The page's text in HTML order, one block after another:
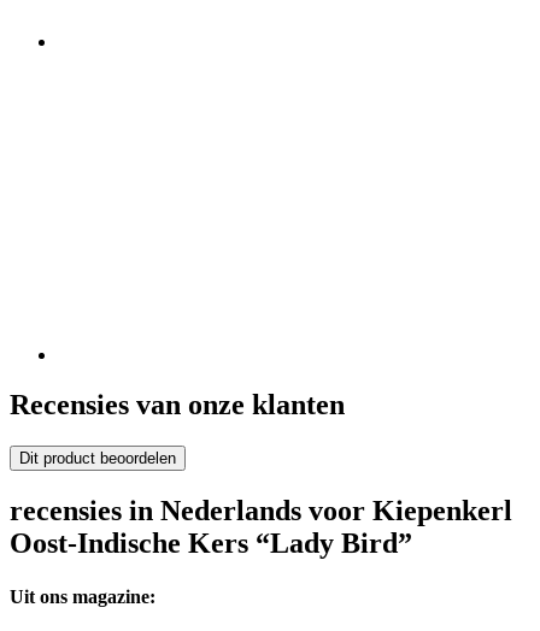
Recensies van onze klanten
Dit product beoordelen
recensies in Nederlands voor Kiepenkerl
Oost-Indische Kers “Lady Bird”
Uit ons magazine: